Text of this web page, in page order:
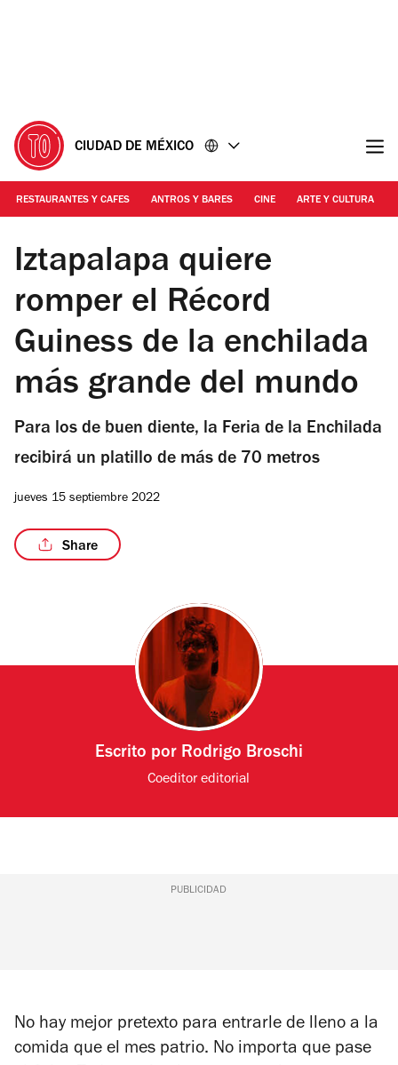
CIUDAD DE MÉXICO
RESTAURANTES Y CAFES ANTROS Y BARES CINE ARTE Y CULTURA
Foto: Cortesía Cocina Fácil
Iztapalapa quiere
romper el Récord
Guiness de la enchilada
más grande del mundo
Para los de buen diente, la Feria de la Enchilada
recibirá un platillo de más de 70 metros
jueves 15 septiembre 2022
Share
Escrito por Rodrigo Broschi
Coeditor editorial
PUBLICIDAD
No hay mejor pretexto para entrarle de lleno a la
comida que el mes patrio. No importa que pase